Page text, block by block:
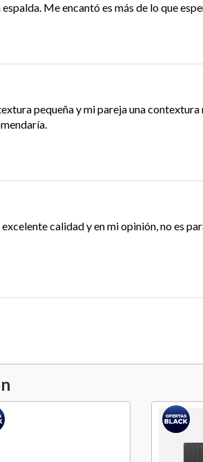
Requiere Armado
Me encantó es más de lo que
pequeña y mi pareja una
calidad y en mi opinión, no es